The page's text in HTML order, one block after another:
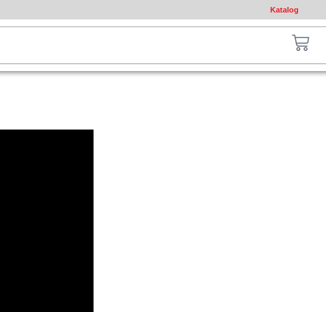
Katalog
Cart